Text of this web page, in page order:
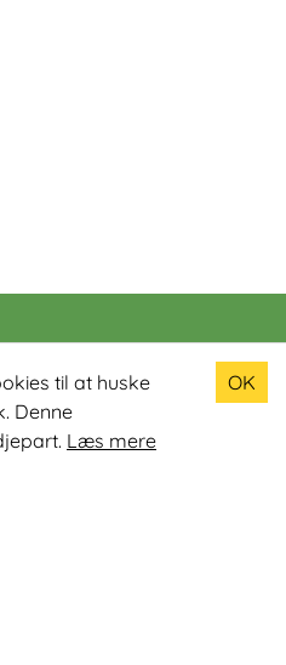
til at huske
Denne
Læs mere
OK